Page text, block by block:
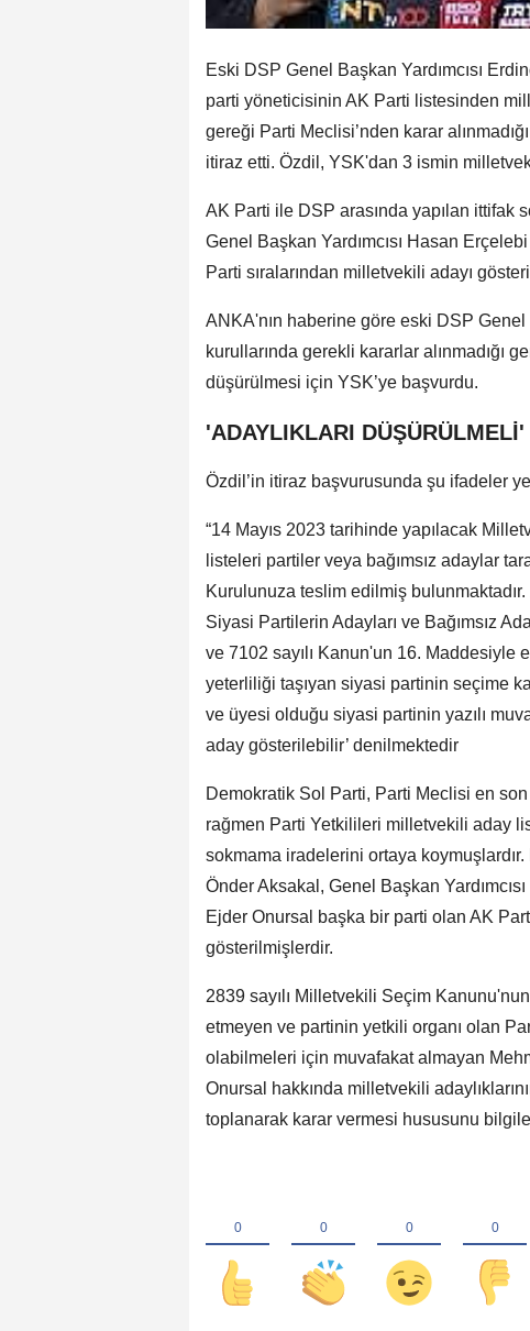
Eski DSP Genel Başkan Yardımcısı
parti yöneticisinin AK Parti listesinden
gereği Parti Meclisi’nden karar
itiraz etti. Özdil, YSK'dan 3 ismin
AK Parti ile DSP arasında yapılan ittifak
Genel Başkan Yardımcısı Hasan
Parti sıralarından milletvekili adayı
ANKA'nın haberine göre eski DSP Genel
kurullarında gerekli kararlar alınmadığı
düşürülmesi için YSK’ye başvurdu.
'ADAYLIKLARI DÜŞÜRÜLMELİ'
Özdil’in itiraz başvurusunda şu ifadeler
“14 Mayıs 2023 tarihinde yapılacak
listeleri partiler veya bağımsız adaylar
Kurulunuza teslim edilmiş
Siyasi Partilerin Adayları ve Bağımsız
ve 7102 sayılı Kanun'un 16. Maddesiyle
yeterliliği taşıyan siyasi partinin seçime
ve üyesi olduğu siyasi partinin yazılı
aday gösterilebilir’ denilmektedir
Demokratik Sol Parti, Parti Meclisi en son
rağmen Parti Yetkilileri milletvekili aday
sokmama iradelerini ortaya
Önder Aksakal, Genel Başkan
Ejder Onursal başka bir parti olan AK
gösterilmişlerdir.
2839 sayılı Milletvekili Seçim
etmeyen ve partinin yetkili organı olan
olabilmeleri için muvafakat almayan
Onursal hakkında milletvekili
toplanarak karar vermesi hususunu